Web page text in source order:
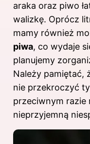
araka oraz piwo
walizkę. Oprócz
mamy również
piwa, co wydaje
planujemy
Należy pamiętać,
nie przekroczyć
przeciwnym razie
nieprzyjemną